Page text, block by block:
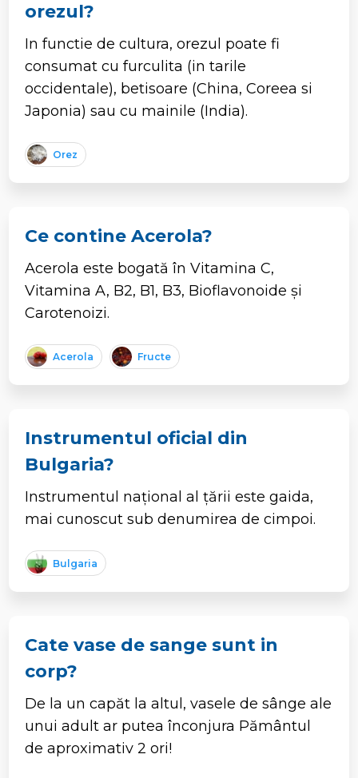
orezul?
In functie de cultura, orezul poate fi
consumat cu furculita (in tarile
occidentale), betisoare (China, Coreea si
Japonia) sau cu mainile (India).
Orez
Ce contine Acerola?
Acerola este bogată în Vitamina C,
Vitamina A, B2, B1, B3, Bioflavonoide și
Carotenoizi.
Acerola Fructe
Instrumentul oficial din
Bulgaria?
Instrumentul național al țării este gaida,
mai cunoscut sub denumirea de cimpoi.
Bulgaria
Cate vase de sange sunt in
corp?
De la un capăt la altul, vasele de sânge ale
unui adult ar putea înconjura Pământul
de aproximativ 2 ori!